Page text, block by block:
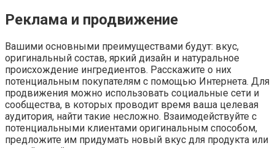
Реклама и продвижение
Вашими основными преимуществами будут: вкус,
оригинальный состав, яркий дизайн и натуральное
происхождение ингредиентов. Расскажите о них
потенциальным покупателям с помощью Интернета. Для
продвижения можно использовать социальные сети и
сообщества, в которых проводит время ваша целевая
аудитория, найти такие несложно. Взаимодействуйте с
потенциальными клиентами оригинальным способом,
предложите им придумать новый вкус для продукта или